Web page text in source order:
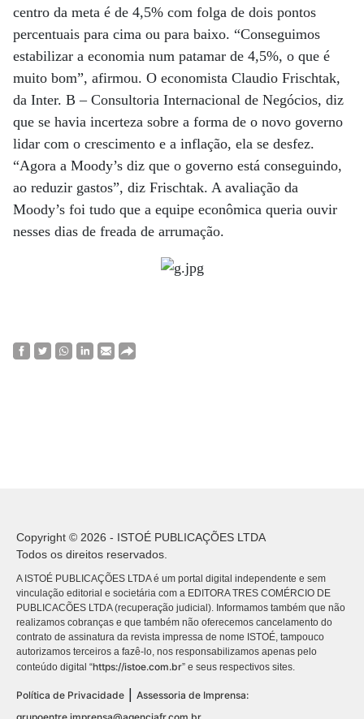
centro da meta é de 4,5% com folga de dois pontos
percentuais para cima ou para baixo. “Conseguimos
estabilizar a economia num patamar de 4,5%, o que é
muito bom”, afirmou. O economista Claudio Frischtak,
da Inter. B – Consultoria Internacional de Negócios, diz
que se havia incerteza sobre a forma de o novo governo
lidar com o crescimento e a inflação, ela se desfez.
“Agora a Moody’s diz que o governo está conseguindo,
ao reduzir gastos”, diz Frischtak. A avaliação da
Moody’s foi tudo que a equipe econômica queria ouvir
nesses dias de freada de arrumação.
Copyright © 2026 - ISTOÉ PUBLICAÇÕES LTDA
Todos os direitos reservados.
A ISTOÉ PUBLICAÇÕES LTDA é um portal digital independente e sem
vinculação editorial e societária com a EDITORA TRES COMÉRCIO DE
PUBLICACÕES LTDA (recuperação judicial). Informamos também que não
realizamos cobranças e que também não oferecemos cancelamento do
contrato de assinatura da revista impressa de nome ISTOÉ, tampouco
autorizamos terceiros a fazê-lo, nos responsabilizamos apenas pelo
conteúdo digital “https://istoe.com.br” e seus respectivos sites.
Política de Privacidade | Assessoria de Imprensa: